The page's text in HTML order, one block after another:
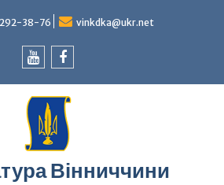
38-76 vinkdka@ukr.net
Вінниччини